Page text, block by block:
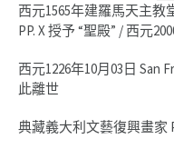
西元1565年建羅馬天主教
PP. X 授予 “聖殿” / 西元
西元1226年10月03日 San
此離世
典藏義大利文藝復興畫家